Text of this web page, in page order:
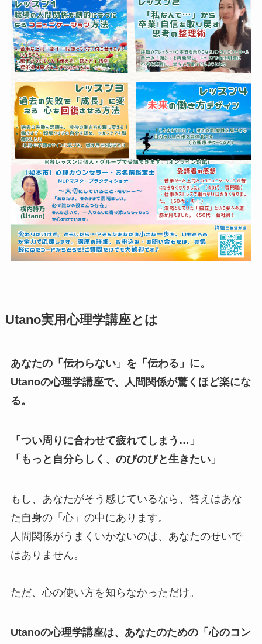
Utano実用心理学講座とは
あなたの「伝わらない」を「伝わる」に。
Utanoの心理学講座で、人間関係が驚くほど楽にな
る。
「つい周りに合わせて疲れてしまう…」
「もっと自分らしく、のびのびと生きたい」
もし、あなたがそう感じているなら、答えはあな
た自身の「心」の中にあります。
人間関係がうまくいかないのは、あなたのせいで
はありません。
ただ、心の使い方を知らなかっただけ。
Utanoの心理学講座は、あなたのための「心のコン